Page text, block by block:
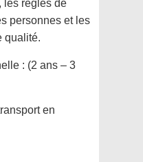
les règles de
personnes et les
qualité.
: (2 ans – 3
en